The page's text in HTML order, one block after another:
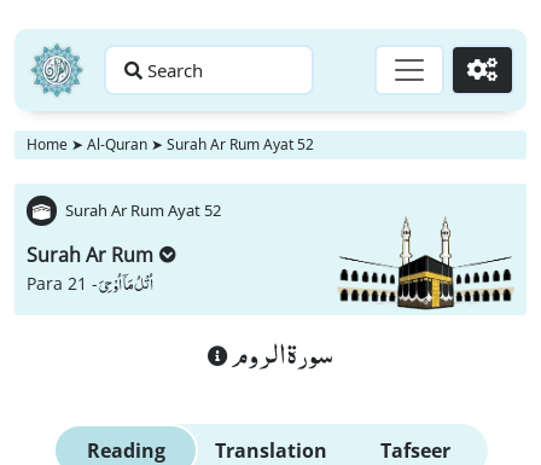
Search Go
Home ➤ Al-Quran ➤ Surah Ar Rum Ayat 52
Surah Ar Rum Ayat 52
Surah Ar Rum
Para 21 -اُتْلُ مَاۤ اُوْحِیَ
سورة الروم
Reading Translation Tafseer